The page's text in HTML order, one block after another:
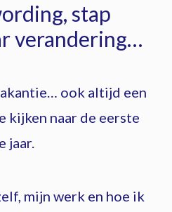
stap
verandering…
ook altijd een
kijken naar de eerste
jaar.
mijn werk en hoe ik